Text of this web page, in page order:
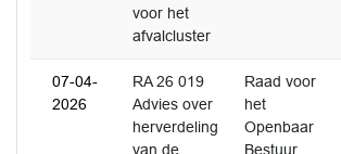
voor het
afvalcluster
07-04-
2026
RA 26 019
Advies over
herverdeling
van de
Raad voor
het
Openbaar
Bestuur